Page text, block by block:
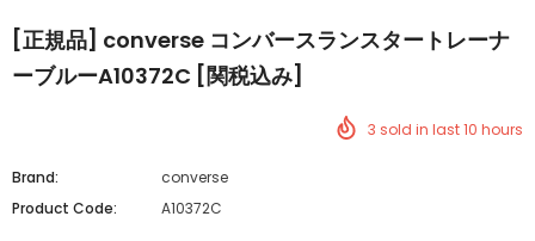
[正規品] converse コンバースランスタートレーナ
ーブルーA10372C [関税込み]
3 sold in last10 hours
Brand:
converse
Product Code:
A10372C